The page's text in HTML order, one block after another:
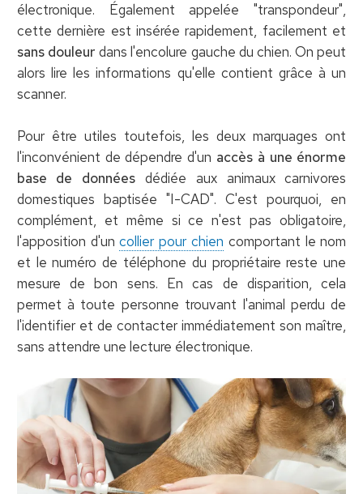
électronique. Également appelée "transpondeur",
cette dernière est insérée rapidement, facilement et
sans douleur dans l'encolure gauche du chien. On peut
alors lire les informations qu'elle contient grâce à un
scanner.
Pour être utiles toutefois, les deux marquages ont
l'inconvénient de dépendre d'un accès à une énorme
base de données dédiée aux animaux carnivores
domestiques baptisée "I-CAD". C'est pourquoi, en
complément, et même si ce n'est pas obligatoire,
l'apposition d'uncollier pour chien comportant le nom
et le numéro de téléphone du propriétaire reste une
mesure de bon sens. En cas de disparition, cela
permet à toute personne trouvant l'animal perdu de
l'identifier et de contacter immédiatement son maître,
sans attendre une lecture électronique.